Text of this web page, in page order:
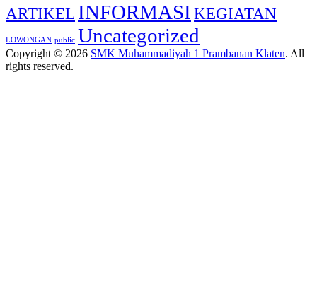
ARTIKEL INFORMASI KEGIATAN
LOWONGAN public Uncategorized
Copyright © 2026 SMK Muhammadiyah 1 Prambanan Klaten. All
rights reserved.